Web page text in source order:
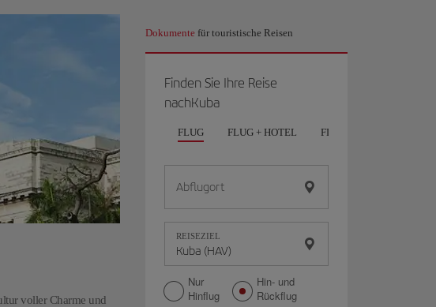
voller Charme und
Dokumente für touristische Reisen
Finden Sie Ihre Reise
nachKuba
FLUG FLUG + HOTEL FLUG + AUTO
Abflugort
REISEZIEL
Nur
Hinflug
Hin- und
Rückflug